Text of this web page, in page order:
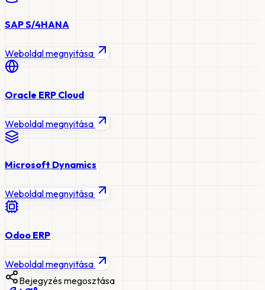
SAP S/4HANA
Weboldal megnyitása
Oracle ERP Cloud
Weboldal megnyitása
Microsoft Dynamics
Weboldal megnyitása
Odoo ERP
Weboldal megnyitása
Bejegyzés megosztása